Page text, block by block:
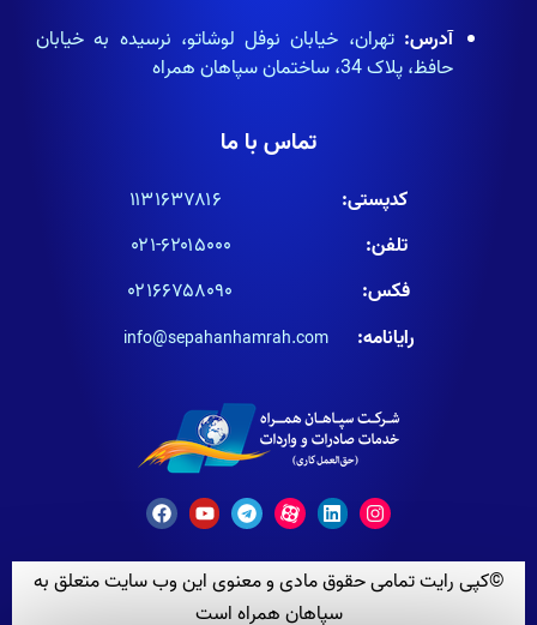
آدرس: تهران، خیابان نوفل لوشاتو، نرسیده به خیابان
حافظ، پلاک 34، ساختمان سپاهان همراه
تماس با ما
کدپستی:
۱۱۳۱۶۳۷۸۱۶
تلفن:
۶۲۰۱۵۰۰۰-۰۲۱
فکس:
۰۲۱۶۶۷۵۸۰۹۰
رایانامه:
info@sepahanhamrah.com
©کپی رایت تمامی حقوق مادی و معنوی این وب سایت متعلق به
سپاهان همراه است